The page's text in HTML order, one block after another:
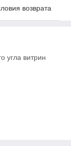
возврата
угла витрин